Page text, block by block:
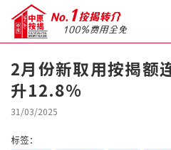
关于我们
2月份新取用按揭额
升12.8%
31/03/2025
标签：